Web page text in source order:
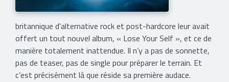
britannique d'alternative rock et post-hardcore leur avait
offert un tout nouvel album, « Lose Your Self », et ce de
manière totalement inattendue. Il n’y a pas de sonnette,
pas de teaser, pas de single pour préparer le terrain. Et
c’est précisément là que réside sa première audace.